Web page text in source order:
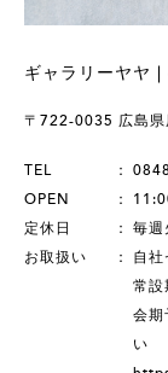
ギャラリーヤヤ
〒722-0035 広島
TEL
OPEN
定休日
毎週
お取扱い
自
常設
会期
い